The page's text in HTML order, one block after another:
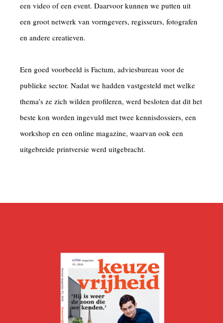
een video of een event. Daarvoor kunnen we putten uit
een groot netwerk van vormgevers, regisseurs, fotografen
en andere creatieven.
Een goed voorbeeld is Factum, adviesbureau voor de
publieke sector. Nadat we hadden vastgesteld met welke
thema’s ze zich wilden profileren, werd besloten dat dit het
beste kon worden ingevuld met twee kennisdossiers, een
workshop en een online magazine, waarvan ook een
uitgebreide printversie werd uitgebracht.